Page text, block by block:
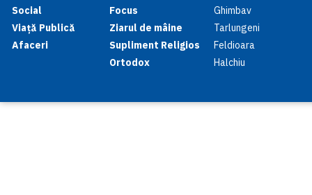
Social
Viață Publică
Afaceri
Focus
Ziarul de mâine
Supliment Religios
Ortodox
Ghimbav
Tarlungeni
Feldioara
Halchiu